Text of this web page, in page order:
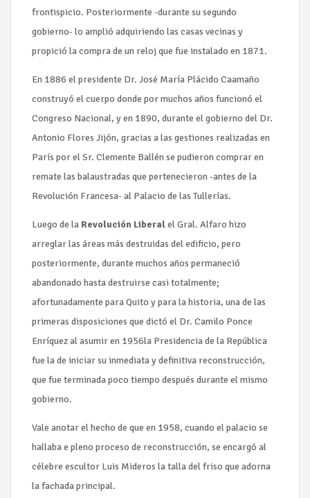
frontispicio. Posteriormente -durante su segundo
gobierno- lo amplió adquiriendo las casas vecinas y
propició la compra de un reloj que fue instalado en 1871.
En 1886 el presidente Dr. José María Plácido Caamaño
construyó el cuerpo donde por muchos años funcionó el
Congreso Nacional, y en 1890, durante el gobierno del Dr.
Antonio Flores Jijón, gracias a las gestiones realizadas en
París por el Sr. Clemente Ballén se pudieron comprar en
remate las balaustradas que pertenecieron -antes de la
Revolución Francesa- al Palacio de las Tullerías.
Luego de la Revolución Liberalel Gral. Alfaro hizo
arreglar las áreas más destruidas del edificio, pero
posteriormente, durante muchos años permaneció
abandonado hasta destruirse casi totalmente;
afortunadamente para Quito y para la historia, una de las
primeras disposiciones que dictó el Dr. Camilo Ponce
Enríquez al asumir en 1956la Presidencia de la República
fue la de iniciar su inmediata y definitiva reconstrucción,
que fue terminada poco tiempo después durante el mismo
gobierno.
Vale anotar el hecho de que en 1958, cuando el palacio se
hallaba e pleno proceso de reconstrucción, se encargó al
célebre escultor Luis Mideros la talla del friso que adorna
la fachada principal.